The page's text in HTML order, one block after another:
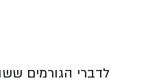
לדברי הגורמים